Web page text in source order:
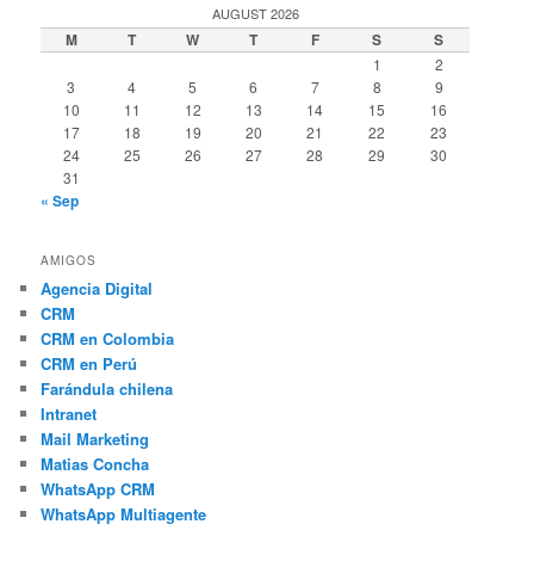
AUGUST 2026
M T W T F S S
1
2
3
4 5 6 7 8
9
10
11 12 13 14 15
16
17
18 19 20 21 22
23
24
25 26 27 28 29
30
31
« Sep
AMIGOS
Agencia Digital
CRM
CRM en Colombia
CRM en Perú
Farándula chilena
Intranet
Mail Marketing
Matias Concha
WhatsApp CRM
WhatsApp Multiagente